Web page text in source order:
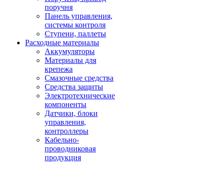
поручня
Панель управления,
системы контроля
Ступени, паллеты
Расходные материалы
Аккумуляторы
Материалы для
крепежа
Смазочные средства
Средства защиты
Электротехнические
компоненты
Датчики, блоки
управления,
контроллеры
Кабельно-
проводниковая
продукция